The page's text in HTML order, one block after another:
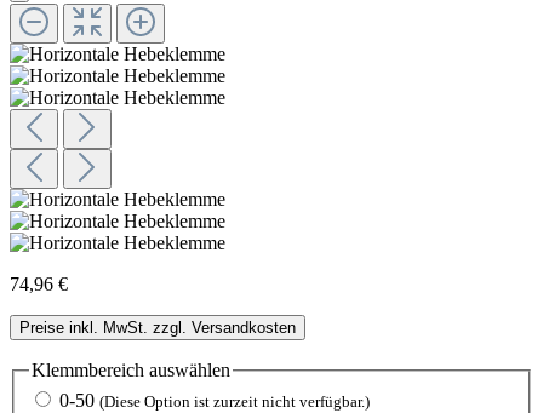
74,96 €
Preise inkl. MwSt. zzgl. Versandkosten
Klemmbereich auswählen
0-50 (Diese Option ist zurzeit nicht verfügbar.)